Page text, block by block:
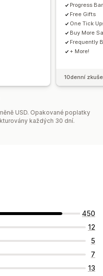
Progress
Free Gifts
One Tick
Buy More
Frequently
+ More!
10denní
USD. Opakované poplatky
každých 30 dní.
450
12
5
7
13